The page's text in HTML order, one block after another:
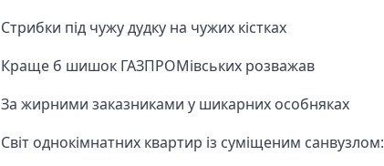
Стрибки під чужу дудку на чужих кістках
Краще б шишок ГАЗПРОМівських розважав
За жирними заказниками у шикарних особняках
Світ однокімнатних квартир із суміщеним санвузлом: